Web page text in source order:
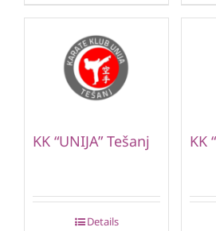
KK “UNIJA” Tešanj
Details
KK